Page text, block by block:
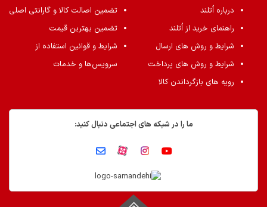
درباره اُتلند
راهنمای خرید از اُتلند
شرایط و روش های ارسال
شرایط و روش های پرداخت
رویه های بازگرداندن کالا
تضمین اصالت کالا و گارانتی اصلی
تضمین بهترین قیمت
شرایط و قوانین استفاده از
سرویس‌ها و خدمات
ما را در شبکه های اجتماعی دنبال کنید: